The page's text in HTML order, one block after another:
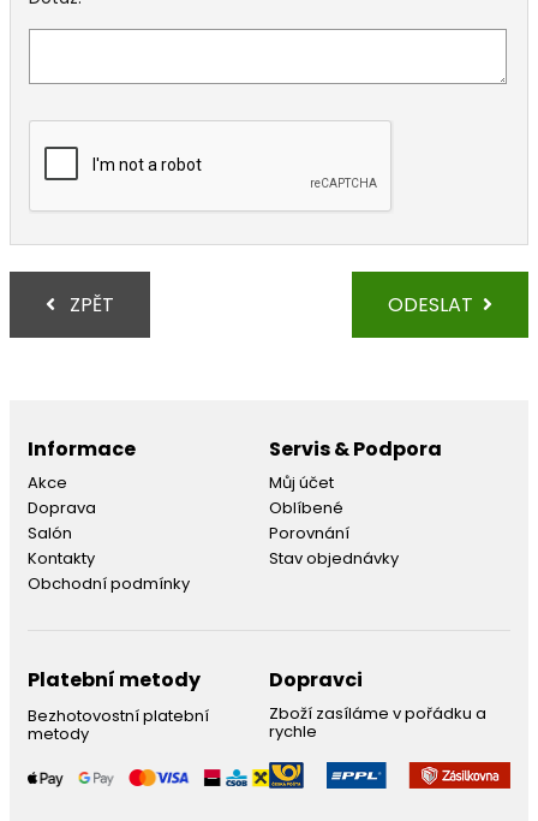
ODESLAT
ZPĚT
Informace
Akce
Doprava
Salón
Kontakty
Obchodní podmínky
Servis & Podpora
Můj účet
Oblíbené
Porovnání
Stav objednávky
Platební metody
Bezhotovostní platební
metody
Dopravci
Zboží zasíláme v pořádku a
rychle